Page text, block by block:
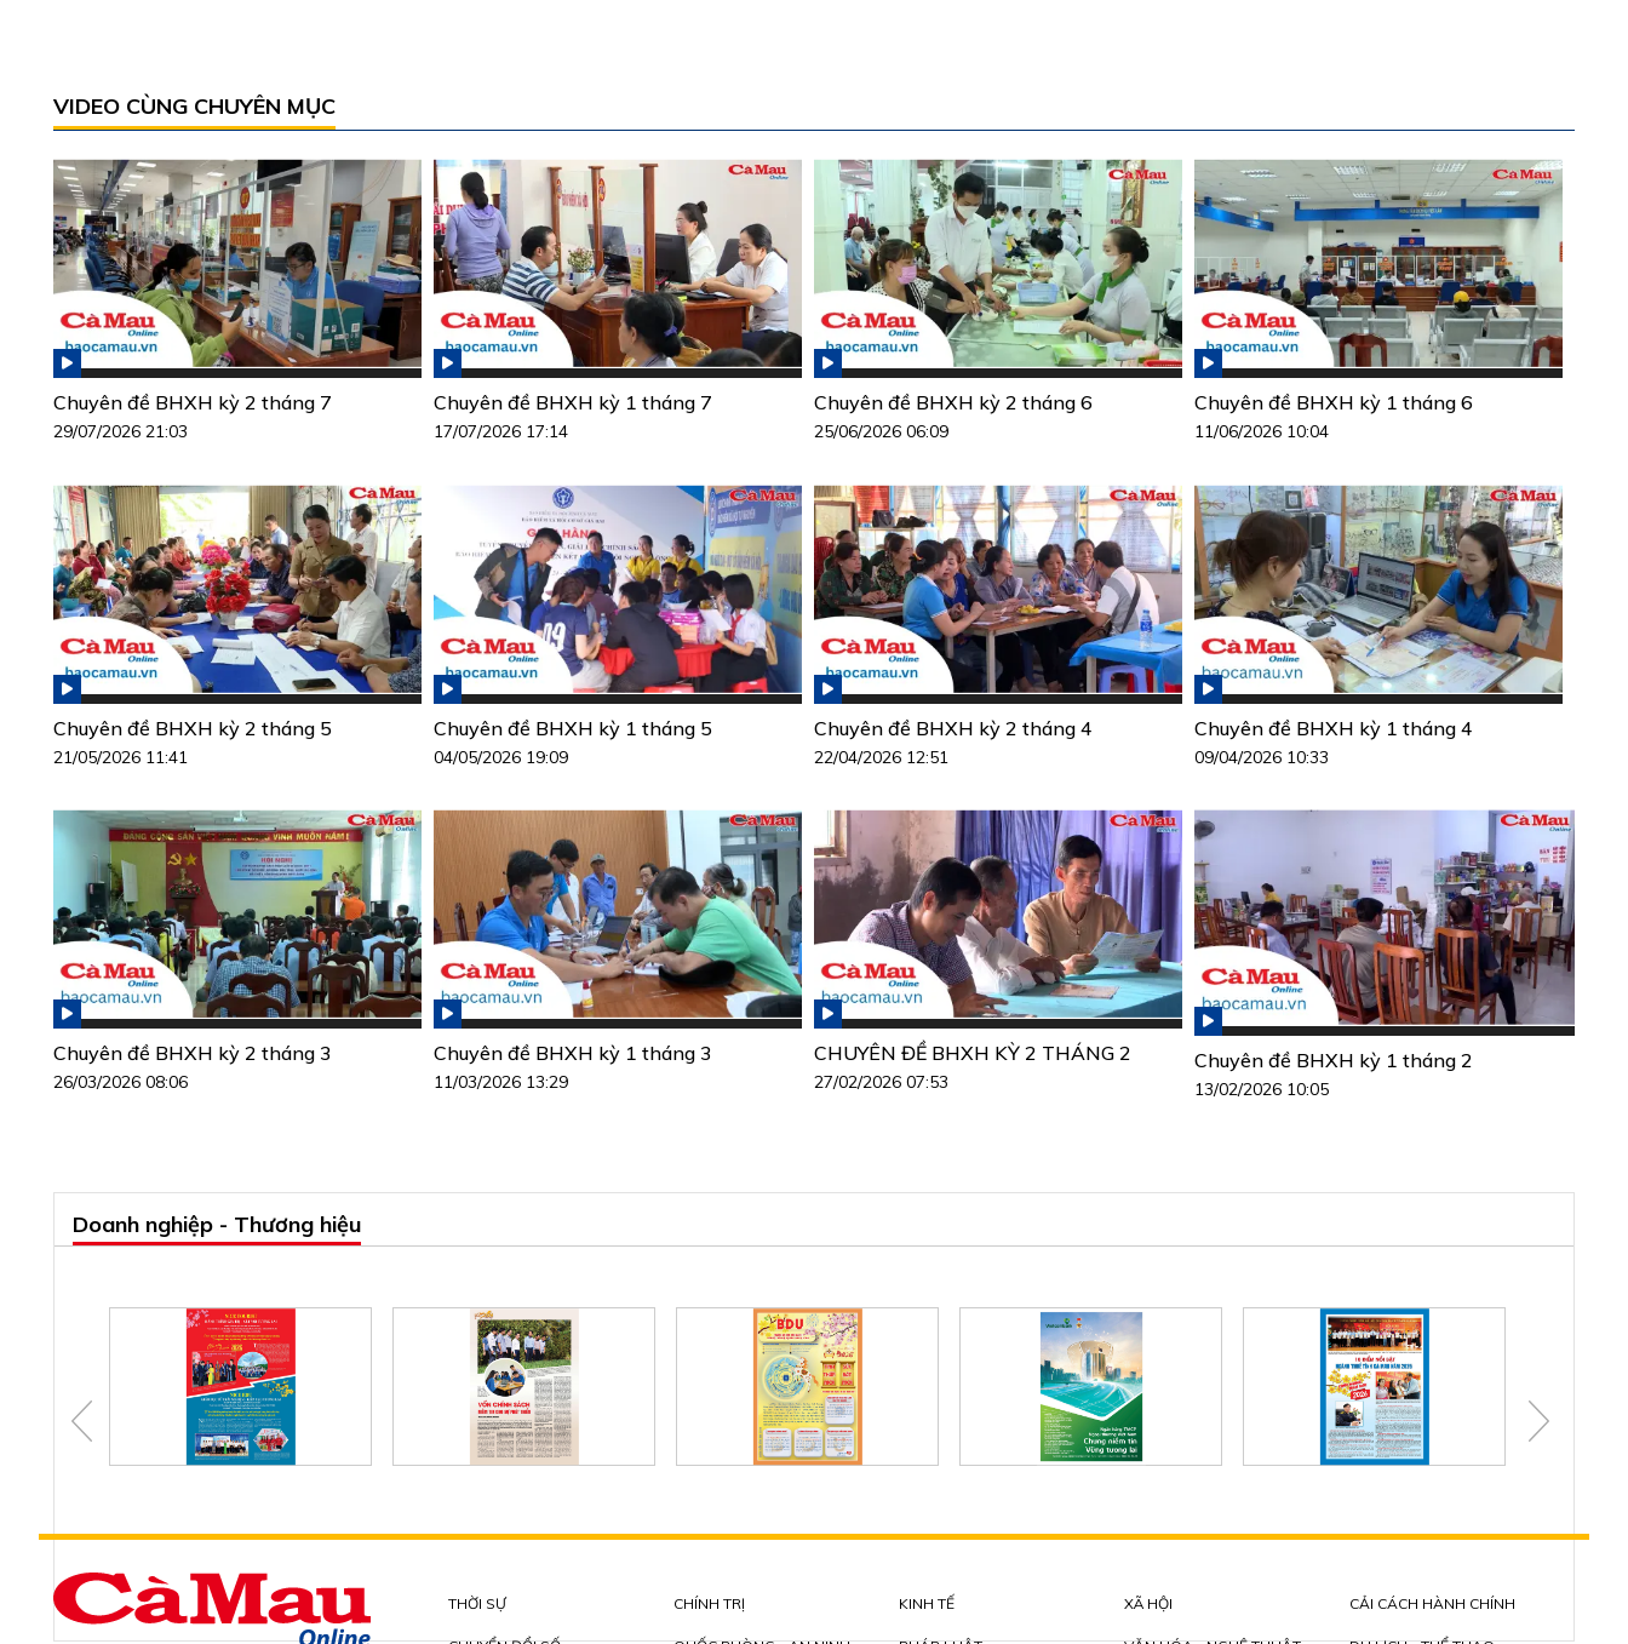
VIDEO CÙNG CHUYÊN MỤC
Chuyên đề BHXH kỳ 2 tháng 7
29/07/2026 21:03
Chuyên đề BHXH kỳ 1 tháng 7
17/07/2026 17:14
Chuyên đề BHXH kỳ 2 tháng 6
25/06/2026 06:09
Chuyên đề BHXH kỳ 1 tháng 6
11/06/2026 10:04
Chuyên đề BHXH kỳ 2 tháng 5
21/05/2026 11:41
Chuyên đề BHXH kỳ 1 tháng 5
04/05/2026 19:09
Chuyên đề BHXH kỳ 2 tháng 4
22/04/2026 12:51
Chuyên đề BHXH kỳ 1 tháng 4
09/04/2026 10:33
Chuyên đề BHXH kỳ 2 tháng 3
26/03/2026 08:06
Chuyên đề BHXH kỳ 1 tháng 3
11/03/2026 13:29
CHUYÊN ĐỀ BHXH KỲ 2 THÁNG 2
27/02/2026 07:53
Chuyên đề BHXH kỳ 1 tháng 2
13/02/2026 10:05
Doanh nghiệp - Thương hiệu
THỜI SỰ CHÍNH TRỊ KINH TẾ XÃ HỘI CẢI CÁCH HÀNH CHÍNH